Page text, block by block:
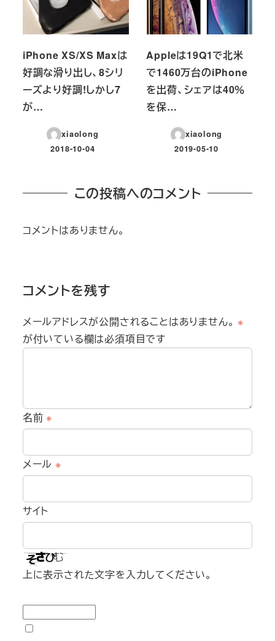
iPhone XS/XS Maxは
好調な滑り出し、8シリ
ーズより好調!しかし7
が…
xiaolong
投稿日
2018-10-04
Appleは19Q1で北米
で1460万台のiPhone
を出荷、シェアは40％
を保…
xiaolong
投稿日
2019-05-10
この投稿へのコメント
コメントはありません。
コメントを残す
メールアドレスが公開されることはありません。 ※
が付いている欄は必須項目です
名前※
メール ※
サイト
上に表示された文字を入力してください。